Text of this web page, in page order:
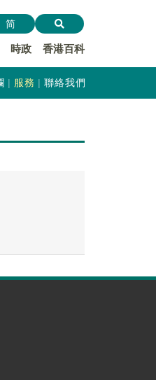
時政 香港百科
简
服務 聯絡我們